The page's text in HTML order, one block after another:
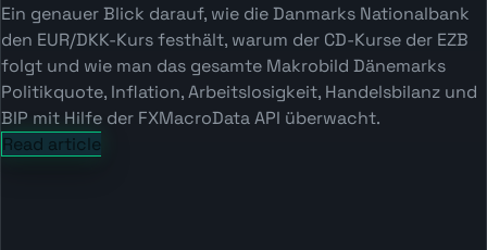
Ein genauer Blick darauf, wie die Danmarks Nationalbank
den EUR/DKK-Kurs festhält, warum der CD-Kurse der EZB
folgt und wie man das gesamte Makrobild Dänemarks
Politikquote, Inflation, Arbeitslosigkeit, Handelsbilanz und
BIP mit Hilfe der FXMacroData API überwacht.
Read article